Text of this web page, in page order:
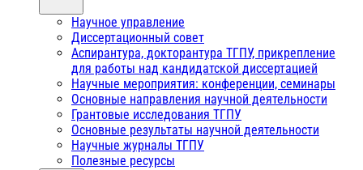
Научное управление
Диссертационный совет
Аспирантура, докторантура ТГПУ, прикрепление
для работы над кандидатской диссертацией
Научные мероприятия: конференции, семинары
Основные направления научной деятельности
Грантовые исследования ТГПУ
Основные результаты научной деятельности
Научные журналы ТГПУ
Полезные ресурсы